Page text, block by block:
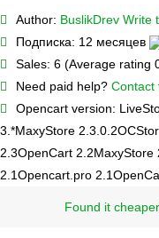
Author: BuslikDrev Write
Подписка: 12 месяцев
Sales: 6 (Average rating
Need paid help? Contact
Opencart version:
3.*MaxyStore 2.3.0.2
2.3OpenCart 2.2MaxyStore
2.1Opencart.pro 2.1
Found it